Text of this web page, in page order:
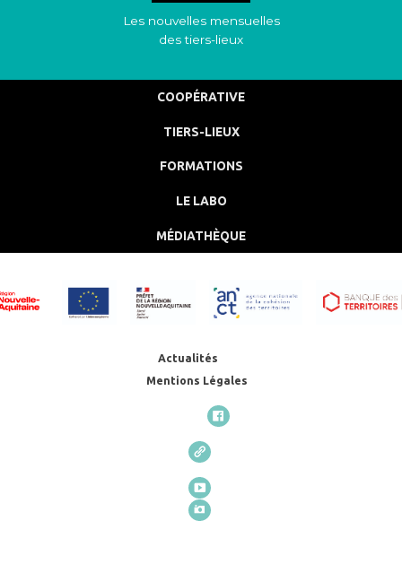
Les nouvelles mensuelles
des tiers-lieux
COOPÉRATIVE
TIERS-LIEUX
FORMATIONS
LE LABO
MÉDIATHÈQUE
Actualités
Mentions Légales